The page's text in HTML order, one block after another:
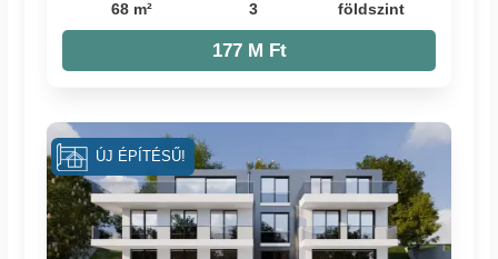
68 m² 3 földszint
177 M Ft
ÚJ ÉPÍTÉSŰ!